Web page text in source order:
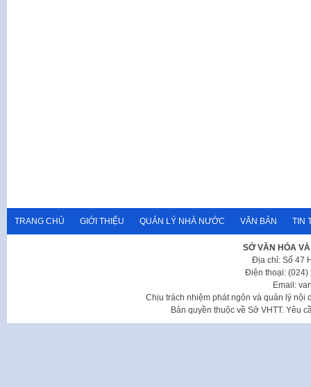
TRANG CHỦ GIỚI THIỆU QUẢN LÝ NHÀ NƯỚC VĂN BẢN TIN
SỞ VĂN HÓA
Địa chỉ: Số 47
Điện thoại: (024)
Email:
Chịu trách nhiệm phát ngôn và quản lý nội
Bản quyền thuộc về Sở VHTT. Yêu